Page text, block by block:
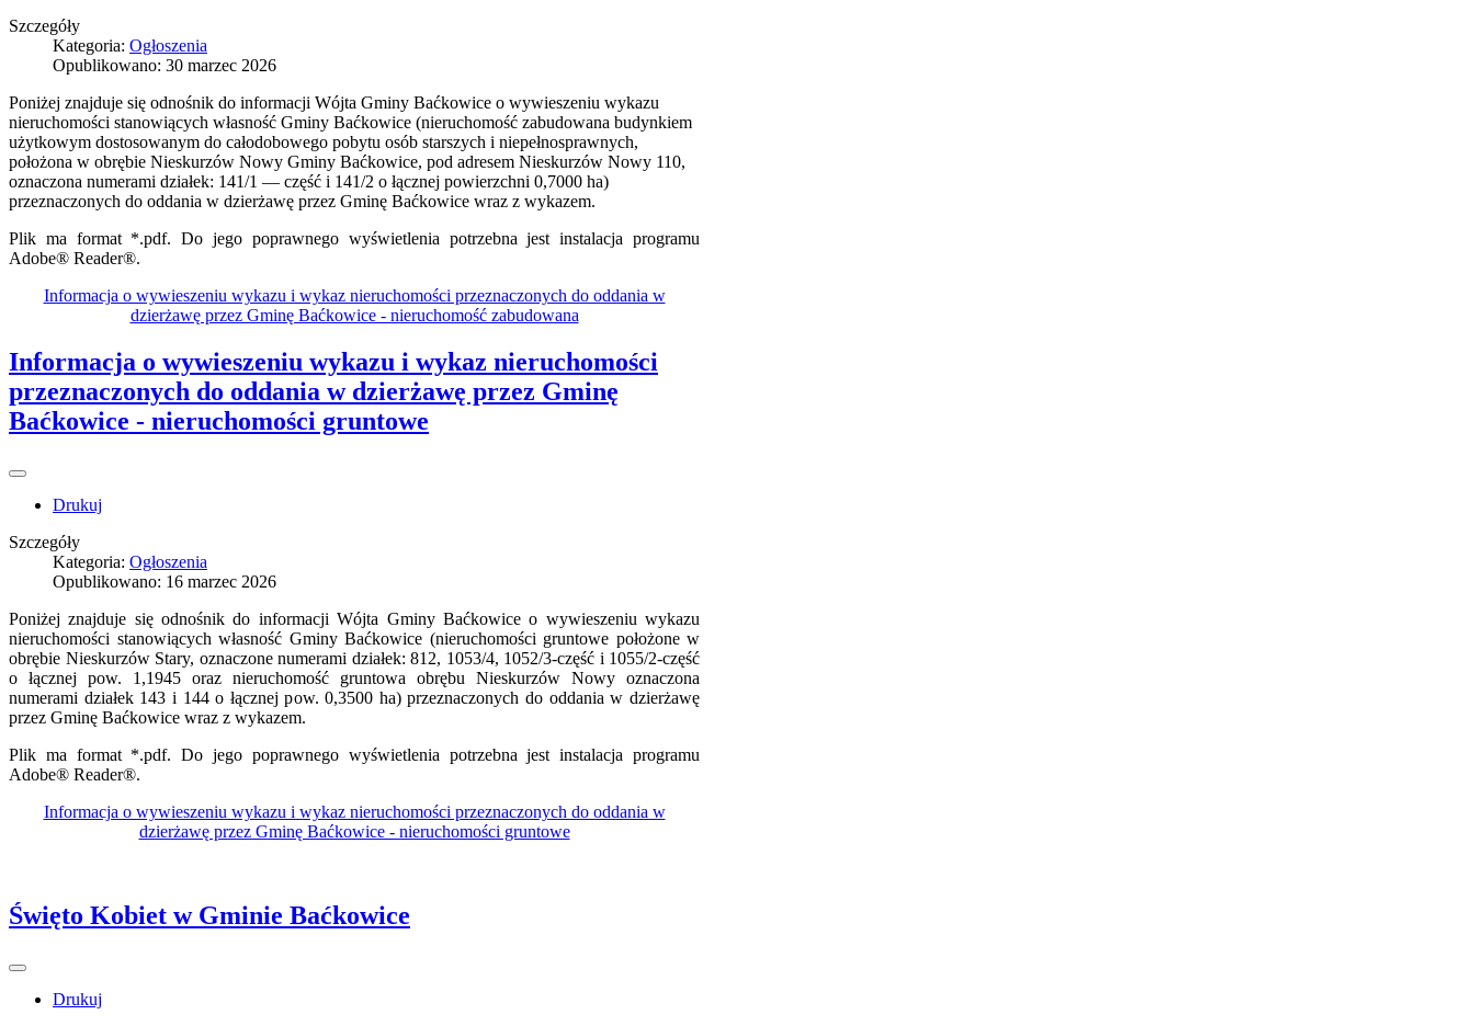
Szczegóły
Kategoria: Ogłoszenia
Opublikowano: 30 marzec 2026
Poniżej znajduje się odnośnik do informacji Wójta Gminy Baćkowice o wywieszeniu wykazu
nieruchomości stanowiących własność Gminy Baćkowice (nieruchomość zabudowana budynkiem
użytkowym dostosowanym do całodobowego pobytu osób starszych i niepełnosprawnych,
położona w obrębie Nieskurzów Nowy Gminy Baćkowice, pod adresem Nieskurzów Nowy 110,
oznaczona numerami działek: 141/1 — część i 141/2 o łącznej powierzchni 0,7000 ha)
przeznaczonych do oddania w dzierżawę przez Gminę Baćkowice wraz z wykazem.
Plik ma format *.pdf. Do jego poprawnego wyświetlenia potrzebna jest instalacja programu
Adobe® Reader®.
Informacja o wywieszeniu wykazu i wykaz nieruchomości przeznaczonych do oddania w
dzierżawę przez Gminę Baćkowice - nieruchomość zabudowana
Informacja o wywieszeniu wykazu i wykaz nieruchomości
przeznaczonych do oddania w dzierżawę przez Gminę
Baćkowice - nieruchomości gruntowe
Drukuj
Szczegóły
Kategoria: Ogłoszenia
Opublikowano: 16 marzec 2026
Poniżej znajduje się odnośnik do informacji Wójta Gminy Baćkowice o wywieszeniu wykazu
nieruchomości stanowiących własność Gminy Baćkowice (nieruchomości gruntowe położone w
obrębie Nieskurzów Stary, oznaczone numerami działek: 812, 1053/4, 1052/3-część i 1055/2-część
o łącznej pow. 1,1945 oraz nieruchomość gruntowa obrębu Nieskurzów Nowy oznaczona
numerami działek 143 i 144 o łącznej pow. 0,3500 ha) przeznaczonych do oddania w dzierżawę
przez Gminę Baćkowice wraz z wykazem.
Plik ma format *.pdf. Do jego poprawnego wyświetlenia potrzebna jest instalacja programu
Adobe® Reader®.
Informacja o wywieszeniu wykazu i wykaz nieruchomości przeznaczonych do oddania w
dzierżawę przez Gminę Baćkowice - nieruchomości gruntowe
Święto Kobiet w Gminie Baćkowice
Drukuj